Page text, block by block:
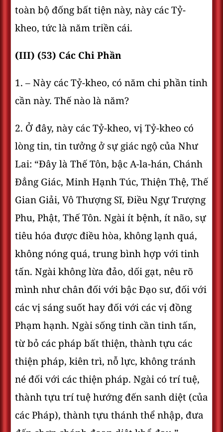
toàn bộ đống bất tiện này, này các Tỷ-
kheo, tức là năm triền cái.
(III) (53) Các Chi Phần
1. – Này các Tỷ-kheo, có năm chi phần tinh
cần này. Thế nào là năm?
2. Ở đây, này các Tỷ-kheo, vị Tỷ-kheo có
lòng tin, tin tưởng ở sự giác ngộ của Như
Lai: “Ðây là Thế Tôn, bậc A-la-hán, Chánh
Ðẳng Giác, Minh Hạnh Túc, Thiện Thệ, Thế
Gian Giải, Vô Thượng Sĩ, Điều Ngự Trượng
Phu, Phật, Thế Tôn. Ngài ít bệnh, ít não, sự
tiêu hóa được điều hòa, không lạnh quá,
không nóng quá, trung bình hợp với tinh
tấn. Ngài không lừa đảo, dối gạt, nêu rõ
mình như chân đối với bậc Ðạo sư, đối với
các vị sáng suốt hay đối với các vị đồng
Phạm hạnh. Ngài sống tinh cần tinh tấn,
từ bỏ các pháp bất thiện, thành tựu các
thiện pháp, kiên trì, nỗ lực, không tránh
né đối với các thiện pháp. Ngài có trí tuệ,
thành tựu trí tuệ hướng đến sanh diệt (của
các Pháp), thành tựu thánh thể nhập, đưa